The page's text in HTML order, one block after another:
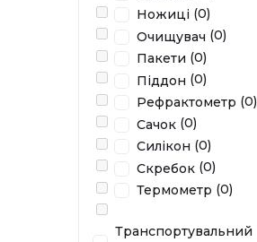
Ножиці (0)
Очищувач (0)
Пакети (0)
Піддон (0)
Рефрактометр (0)
Сачок (0)
Силікон (0)
Скребок (0)
Термометр (0)
Транспортувальний